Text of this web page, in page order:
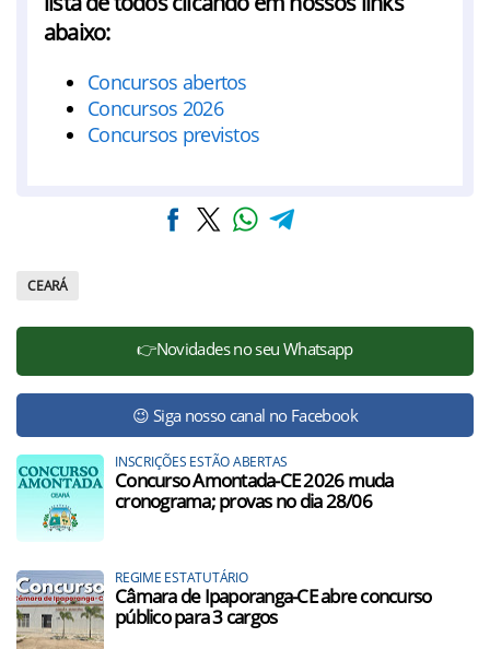
abaixo:
Concursos abertos
Concursos 2026
Concursos previstos
CEARÁ
👉Novidades no seu Whatsapp
😉 Siga nosso canal no Facebook
INSCRIÇÕES ESTÃO ABERTAS
Concurso Amontada-CE 2026 muda
cronograma; provas no dia 28/06
REGIME ESTATUTÁRIO
Câmara de Ipaporanga-CE abre concurso
público para 3 cargos